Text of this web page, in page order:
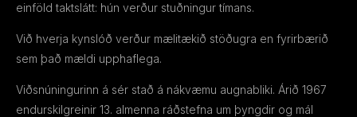
einföld taktslátt: hún verður stuðningur tímans.
Við hverja kynslóð verður mælitækið stöðugra en fyrirbærið
sem það mældi upphaflega.
Viðsnúningurinn á sér stað á nákvæmu augnabliki. Árið 1967
endurskilgreinir 13. almenna ráðstefna um þyngdir og mál